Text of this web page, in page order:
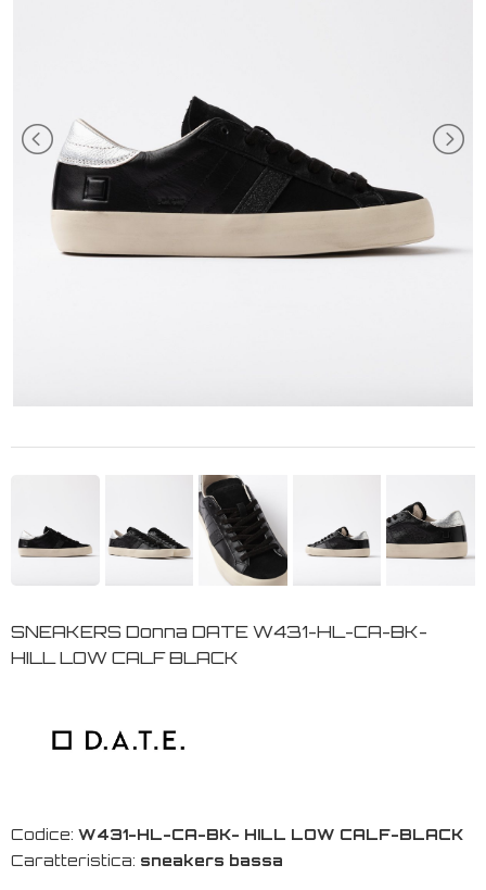
SNEAKERS Donna DATE W431-HL-CA-BK-
HILL LOW CALF BLACK
Codice: W431-HL-CA-BK- HILL LOW CALF-BLACK
Caratteristica: sneakers bassa